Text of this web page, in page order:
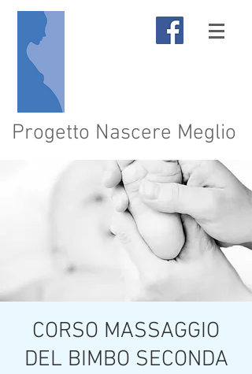
Progetto Nascere Meglio
CORSO MASSAGGIO
DEL BIMBO SECONDA